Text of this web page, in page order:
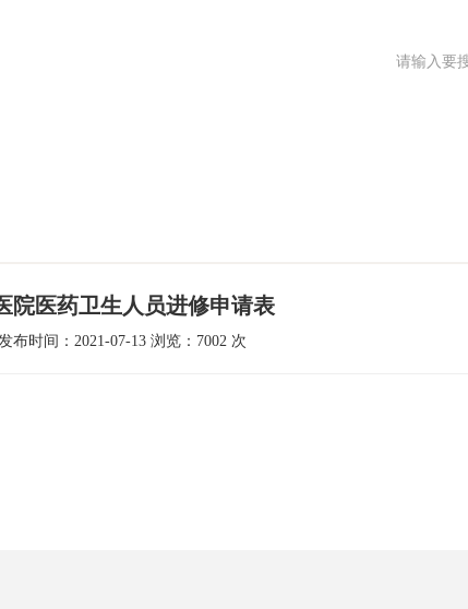
院医药卫生人员进修申请表
布时间：2021-07-13 浏览：7002 次